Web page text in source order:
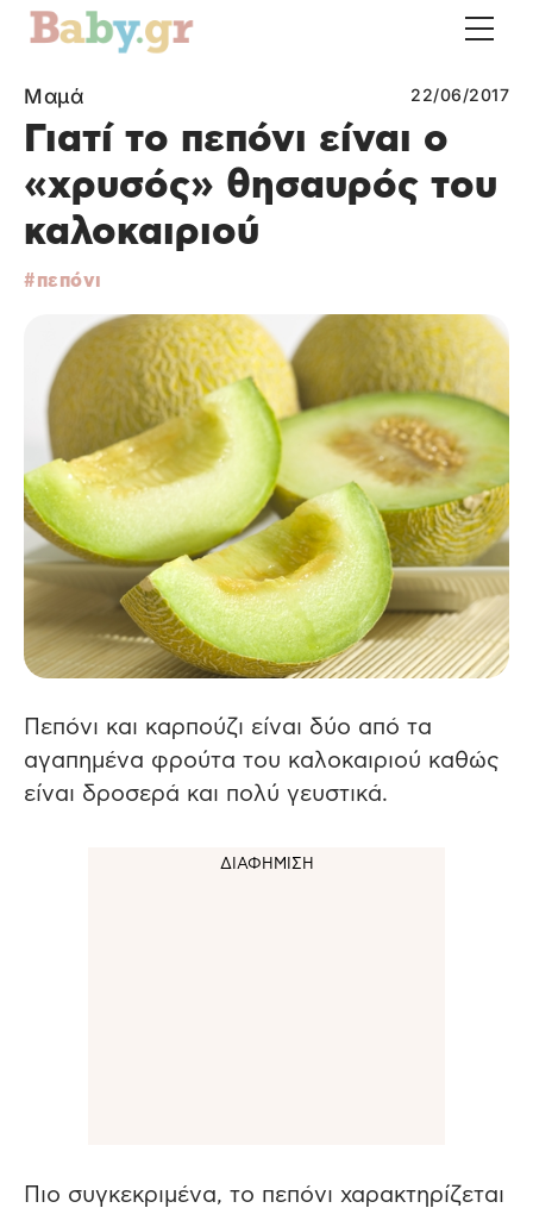
Μαμά 22/06/2017
Γιατί το πεπόνι είναι ο
«χρυσός» θησαυρός του
καλοκαιριού
πεπόνι
Πεπόνι και καρπούζι είναι δύο από τα
αγαπημένα φρούτα του καλοκαιριού καθώς
είναι δροσερά και πολύ γευστικά.
Πιο συγκεκριμένα, το πεπόνι χαρακτηρίζεται